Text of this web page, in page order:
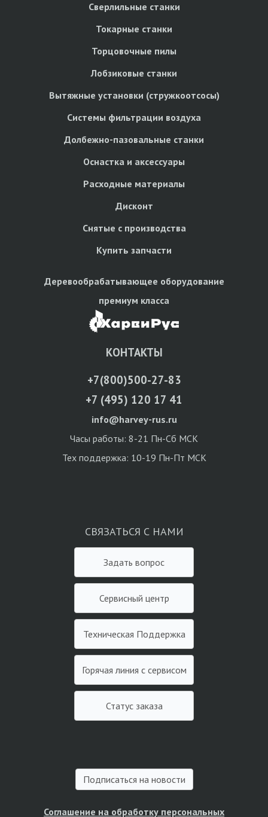
Сверлильные станки
Токарные станки
Торцовочные пилы
Лобзиковые станки
Вытяжные установки (стружкоотсосы)
Системы фильтрации воздуха
Долбежно-пазовальные станки
Оснастка и аксессуары
Расходные материалы
Дисконт
Снятые с производства
Купить запчасти
Деревообрабатывающее оборудование
премиум класса
КОНТАКТЫ
+7(800)500-27-83
+7 (495) 120 17 41
info@harvey-rus.ru
Часы работы: 8-21 Пн-Сб МСК
Тех поддержка: 10-19 Пн-Пт МСК
СВЯЗАТЬСЯ С НАМИ
Задать вопрос
Сервисный центр
Техническая Поддержка
Горячая линия с сервисом
Статус заказа
Подписаться на новости
Соглашение на обработку персональных